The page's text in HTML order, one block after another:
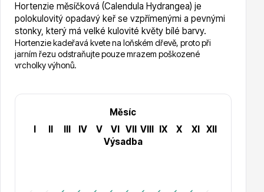
Nářadí, příslušenství
Postřiky, přípravky
Hortenzie měsíčková (Calendula Hydrangea) je
polokulovitý opadavý keř se vzpřímenými a pevnými
stonky, který má velké kulovité květy bílé barvy.
Hortenzie kadeřavá kvete na loňském dřevě, proto při
jarním řezu odstraňujte pouze mrazem poškozené
vrcholky výhonů.
Měsíc
I
II III IV V VI VII VIII IX X XI
XII
Výsadba